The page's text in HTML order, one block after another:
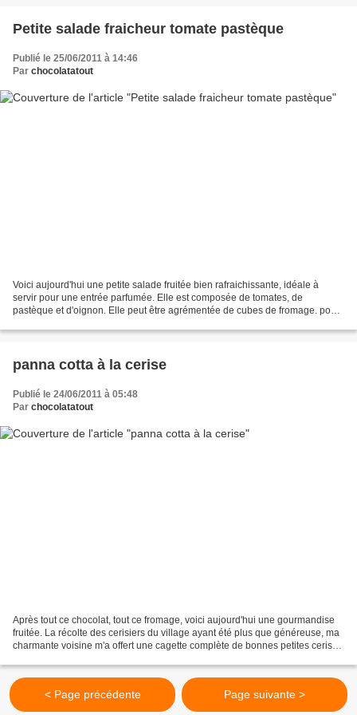
Petite salade fraicheur tomate pastèque
Publié le 25/06/2011 à 14:46
Par chocolatatout
Voici aujourd'hui une petite salade fruitée bien rafraichissante, idéale à
servir pour une entrée parfumée. Elle est composée de tomates, de
pastèque et d'oignon. Elle peut être agrémentée de cubes de fromage. pour
panna cotta à la cerise
Publié le 24/06/2011 à 05:48
Par chocolatatout
Après tout ce chocolat, tout ce fromage, voici aujourd'hui une gourmandise
fruitée. La récolte des cerisiers du village ayant été plus que généreuse, ma
charmante voisine m'a offert une cagette complète de bonnes petites cerises
< Page précédente Page suivante >